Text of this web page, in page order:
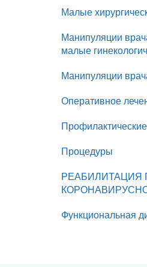
Малые
Манипуляции
малые
Манипуляции
Оперативное
Процедуры
РЕАБИЛИТАЦИЯ
Функциональная